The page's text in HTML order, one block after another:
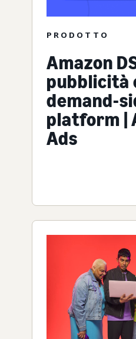
PRODOTTO
Amazon
pubblicità
demand-
platform |
Ads